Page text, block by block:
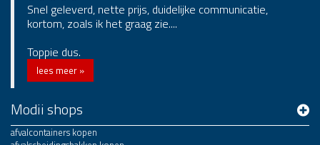
Snel geleverd, nette prijs, duidelijke communicatie,
kortom, zoals ik het graag zie....
Toppie dus.
lees meer »
Modii shops
afvalcontainers kopen